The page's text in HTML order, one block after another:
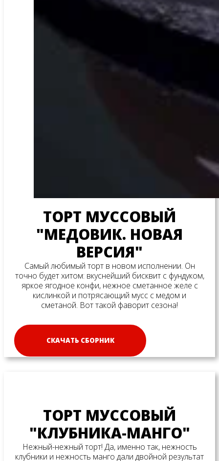
ТОРТ МУССОВЫЙ
"МЕДОВИК. НОВАЯ
ВЕРСИЯ"
Самый любимый торт в новом исполнении. Он
точно будет хитом: вкуснейший бисквит с фундуком,
яркое ягодное конфи, нежное сметанное желе с
кислинкой и потрясающий мусс с медом и
сметаной. Вот такой фаворит сезона!
СКАЧАТЬ СБОРНИК
ТОРТ МУССОВЫЙ
"КЛУБНИКА-МАНГО"
Нежный-нежный торт! Да, именно так, нежность
клубники и нежность манго дали двойной результат